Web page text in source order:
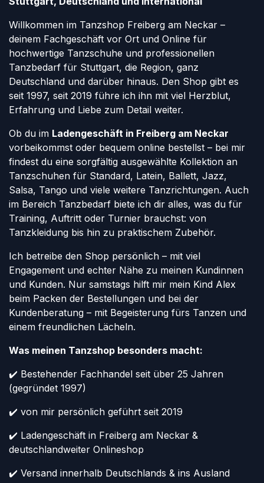
Willkommen im Tanzshop Freiberg am Neckar –
deinem Fachgeschäft vor Ort und Online für
hochwertige Tanzschuhe und professionellen
Tanzbedarf für Stuttgart, die Region, ganz
Deutschland und darüber hinaus. Den Shop gibt es
seit 1997, seit 2019 führe ich ihn mit viel Herzblut,
Erfahrung und Liebe zum Detail weiter.
Ob du im Ladengeschäft in Freiberg am Neckar
vorbeikommst oder bequem online bestellst – bei mir
findest du eine sorgfältig ausgewählte Kollektion an
Tanzschuhen für Standard, Latein, Ballett, Jazz,
Salsa, Tango und viele weitere Tanzrichtungen. Auch
im Bereich Tanzbedarf biete ich dir alles, was du für
Training, Auftritt oder Turnier brauchst: von
Tanzkleidung bis hin zu praktischem Zubehör.
Ich betreibe den Shop persönlich – mit viel
Engagement und echter Nähe zu meinen Kundinnen
und Kunden. Nur samstags hilft mir mein Kind Alex
beim Packen der Bestellungen und bei der
Kundenberatung – mit Begeisterung fürs Tanzen und
einem freundlichen Lächeln.
Was meinen Tanzshop besonders macht:
✔️ Bestehender Fachhandel seit über 25 Jahren
(gegründet 1997)
✔️ von mir persönlich geführt seit 2019
✔️ Ladengeschäft in Freiberg am Neckar &
deutschlandweiter Onlineshop
✔️ Versand innerhalb Deutschlands & ins Ausland